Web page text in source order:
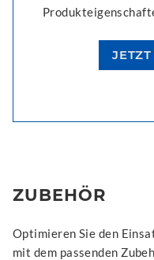
ZUBEHÖR
Optimieren Sie den
mit dem passenden